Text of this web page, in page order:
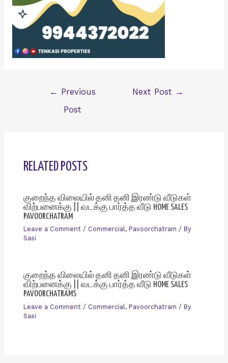
← Previous
Post
Next Post →
RELATED POSTS
குறைந்த விலையில் தனி தனி இரண்டு வீடுகள்
விற்பனைக்கு || வடக்கு பார்த்த வீடு HOME SALES
PAVOORCHATRAM
Leave a Comment / Commercial, Pavoorchatram / By
Sasi
குறைந்த விலையில் தனி தனி இரண்டு வீடுகள்
விற்பனைக்கு || வடக்கு பார்த்த வீடு HOME SALES
PAVOORCHATRAMS
Leave a Comment / Commercial , Pavoorchatram / By
Sasi